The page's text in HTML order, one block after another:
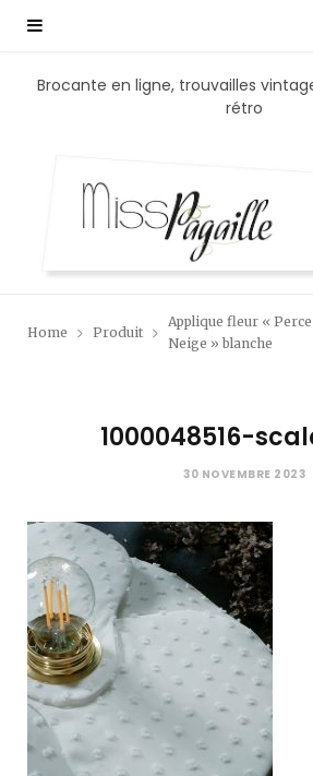
Brocante en ligne, trouvailles
rétro
Home Produit
Applique fleur « Perce
Neige » blanche
1000048516-
30 NOVEMBRE 2023